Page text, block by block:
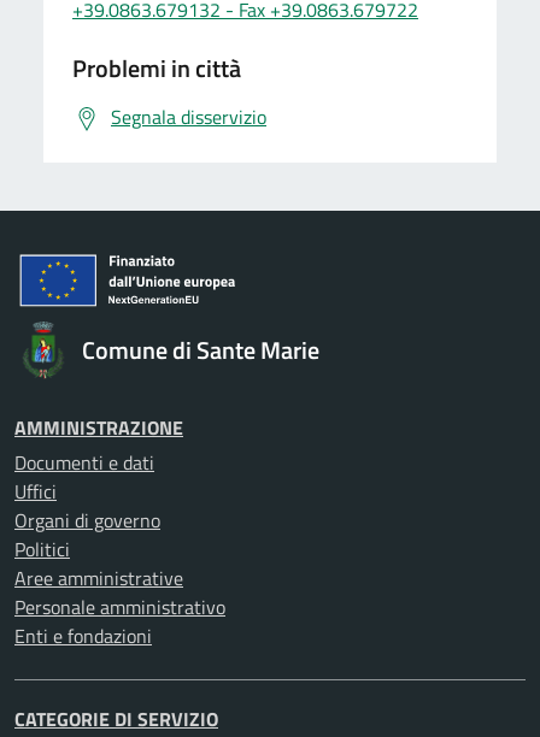
+39.0863.679132 - Fax +39.0863.679722
Problemi in città
Segnala disservizio
Comune di Sante Marie
AMMINISTRAZIONE
Documenti e dati
Uffici
Organi di governo
Politici
Aree amministrative
Personale amministrativo
Enti e fondazioni
CATEGORIE DI SERVIZIO